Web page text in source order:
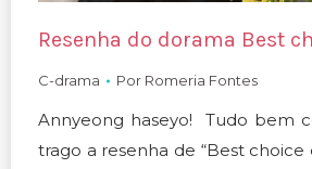
Resenha do dorama Best
C-drama Por Romeria Fontes
Annyeong haseyo! Tudo bem
trago a resenha de “Best choice